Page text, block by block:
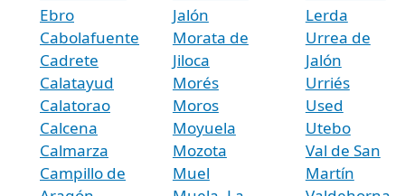
Ebro
Cabolafuente
Cadrete
Calatayud
Calatorao
Calcena
Calmarza
Campillo de
Jalón
Morata de
Jiloca
Morés
Moros
Moyuela
Mozota
Muel
Lerda
Urrea de
Jalón
Urriés
Used
Utebo
Val de San
Martín